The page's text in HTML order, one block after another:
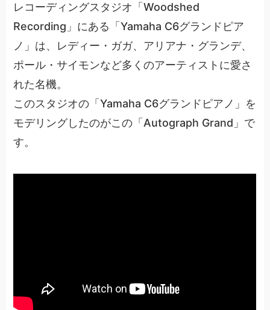
レコーディングスタジオ「Woodshed
Recording」にある「Yamaha C6グランドピア
ノ」は、レディー・ガガ、アリアナ・グランデ、
ポール・サイモンなど多くのアーティストに愛さ
れた名機。
このスタジオの「Yamaha C6グランドピアノ」を
モデリングしたのがこの「Autograph Grand」で
す。